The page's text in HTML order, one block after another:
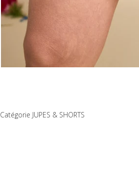
Catégorie JUPES & SHORTS